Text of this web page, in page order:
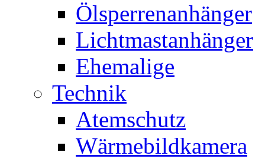
Ölsperrenanhänger
Lichtmastanhänger
Ehemalige
Technik
Atemschutz
Wärmebildkamera